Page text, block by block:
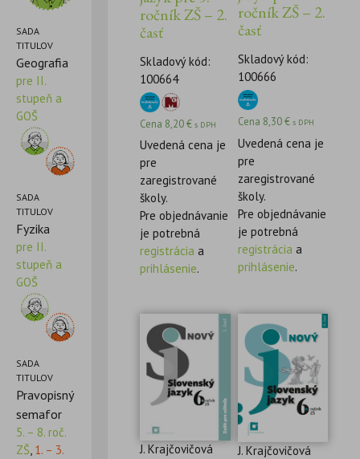
SADA
TITULOV
Geografia
pre II.
stupeň a
GOŠ
SADA
TITULOV
Fyzika
pre II.
stupeň a
GOŠ
SADA
TITULOV
Pravopisný
semafor
5. – 8. roč.
ZŠ,1. – 3.
ročník ZŠ – 2.
časť
Skladový kód:
100664
Cena 8,20€ s DPH
Uvedená cena je
pre
zaregistrované
školy.
Pre objednávanie
je potrebná
registrácia a
prihlásenie.
ročník ZŠ – 2.
časť
Skladový kód:
100666
Cena 8,30€ s DPH
Uvedená cena je
pre
zaregistrované
školy.
Pre objednávanie
je potrebná
registrácia a
prihlásenie.
J. Krajčovičová J. Krajčovičová